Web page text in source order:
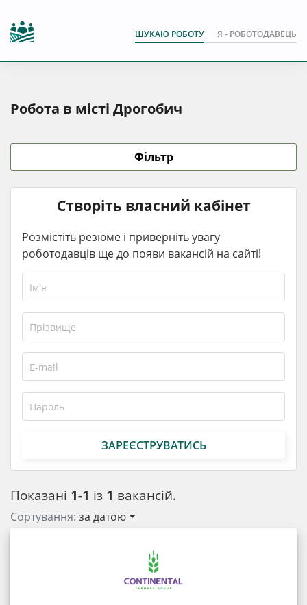
ШУКАЮ РОБОТУ Я - РОБОТОДАВЕЦЬ
Робота в місті Дрогобич
Показані 1-1 із 1 вакансій.
Сортування: за датою
Фільтр
Створіть власний кабінет
Розмістіть резюме і приверніть увагу
роботодавців ще до появи вакансій на сайті!
ЗАРЕЄСТРУВАТИСЬ